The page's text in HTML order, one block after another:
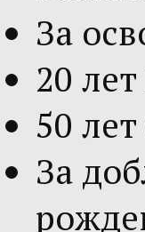
За
20
50
За